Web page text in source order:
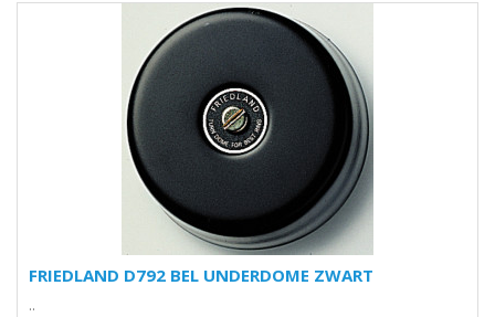
FRIEDLAND D792 BEL UNDERDOME ZWART
..